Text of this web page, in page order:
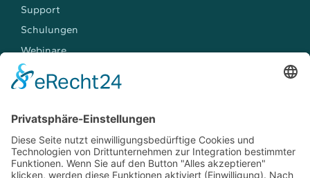
Support
Schulungen
Webinare
Workshops
TREFFEN SIE UNS
Events
Jobs